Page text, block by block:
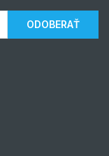
ODOBERAŤ